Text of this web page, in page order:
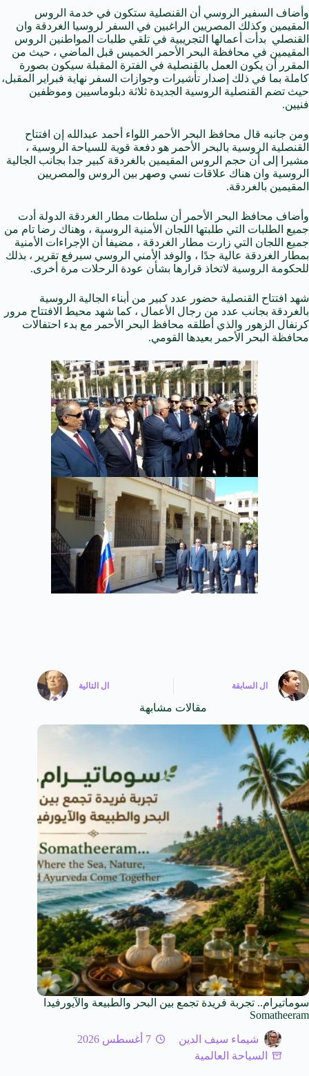
وأضاف السفير الروسي أن القنصلية ستكون في خدمة الروس
المقيمين وكذلك المصريين الراغبين في السفر لروسيا الغردقة وان
القنصلي بدأت أعمالها التجريبية في تلقي طلبات المواطنين الروس
المقيمين في محافظة البحر الأحمر الخميس قبل الماضي ، حيث من
المقرر أن يكون العمل بالقنصلية في الفترة المقبلة سيكون بصورة
كاملة بما في ذلك إصدار تأشيرات وجوازات السفر نهاية فبراير المقبل،
حيث تضم القنصلية الروسية الجديدة ثلاثة دبلوماسيين وموظفين
فنيين.
ومن جانبه قال محافظ البحر الأحمر اللواء أحمد عبدالله إن افتتاح
القنصلية الروسية بالبحر الأحمر هو دفعة قوية للسياحة الروسية ،
مشيرا إلى أن حجم الروس المقيمين بالغردقة كبير جدا بجانب الجالية
الروسية وان هناك علاقات نسي وصهر بين الروس والمصريين
المقيمين بالغردقة.
وأضاف محافظ البحر الأحمر أن سلطات مطار الغردقة الدولة أدت
جميع الطلبات التي طلبتها اللجان الأمنية الروسية ، وهناك رضا تام من
جميع اللجان التي زارت مطار الغردقة ، مضيفا أن الإجراءات الأمنية
بمطار الغردقة عالية جدًا ، والوفد الأمني الروسي سيرفع تقرير ، بذلك
للحكومة الروسية لاتخاذ قرارها بشأن عودة الرحلات مرة أخرى.
شهد افتتاح القنصلية حضور عدد كبير من أبناء الجالية الروسية
بالغردقة بجانب عدد من رجال الأعمال ، كما شهد محيط الافتتاح مرور
كرنفال الزهور والذي أطلقه محافظ البحر الأحمر مع بدء احتفالات
محافظة البحر الأحمر بعيدها القومي.
ال السابقة ال التالية
مقالات مشابهة
سوماتيرام.. تجربة فريدة تجمع بين البحر والطبيعة والآيورفيدا
Somatheeram
شيماء سيف الدين
7 أغسطس 2026
السياحة العالمية